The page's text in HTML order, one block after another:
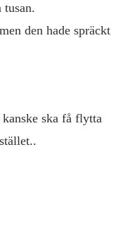
tusan.
den hade spräckt
kanske ska få flytta